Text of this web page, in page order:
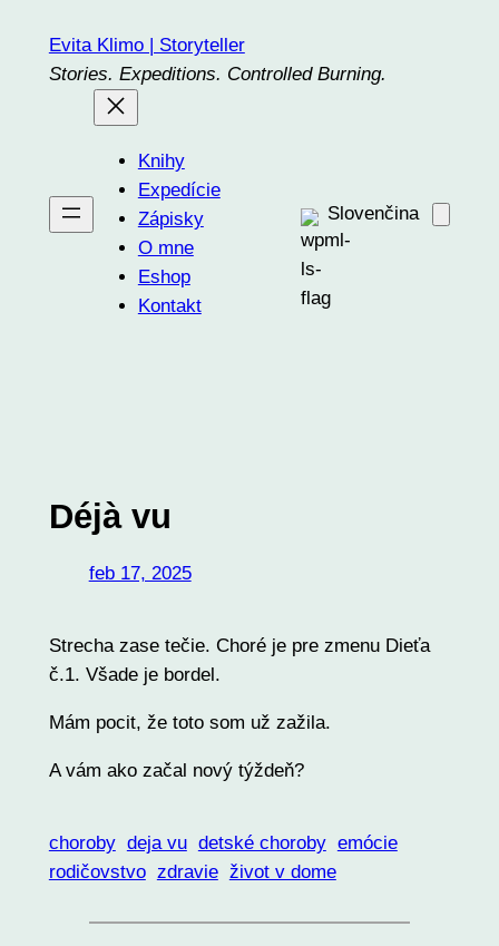
obsah
Evita Klimo | Storyteller
Stories. Expeditions. Controlled Burning.
Knihy
Expedície
Zápisky
O mne
Eshop
Kontakt
Slovenčina
Déjà vu
feb 17, 2025
Strecha zase tečie. Choré je pre zmenu Dieťa
č.1. Všade je bordel.
Mám pocit, že toto som už zažila.
A vám ako začal nový týždeň?
choroby deja vu detské choroby emócie
rodičovstvo zdravie život v dome